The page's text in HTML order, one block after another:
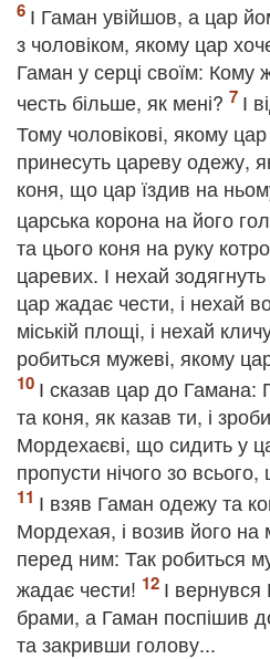
І Гаман увійшов, а цар
з чоловіком, якому цар
Гаман у серці своїм: Кому
честь більше, як мені?
І
Тому чоловікові, якому
принесуть цареву одежу,
коня, що цар їздив на
царська корона на його
та цього коня на руку
царевих. І нехай
цар жадає чести, і нехай
міській площі, і нехай
робиться мужеві, якому
І сказав цар до Гамана:
та коня, як казав ти, і
Мордехаєві, що сидить у
пропусти нічого зо
І взяв Гаман одежу та
Мордехая, і возив його на
перед ним: Так робиться
жадає чести!
І
брами, а Гаман поспішив
та закривши голову...